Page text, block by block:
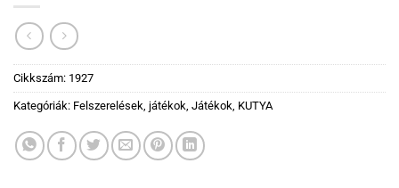
Cikkszám: 1927
Kategóriák: Felszerelések, játékok, Játékok, KUTYA